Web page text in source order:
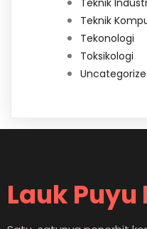
Teknik
Tekonologi
Toksikologi
Lauk Puyu